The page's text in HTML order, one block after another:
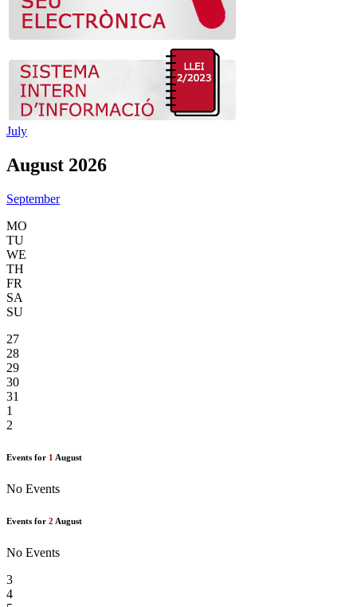
July
August 2026
September
MO
TU
WE
TH
FR
SA
SU
27
28
29
30
31
1
2
Events for 1 August
No Events
Events for 2 August
No Events
3
4